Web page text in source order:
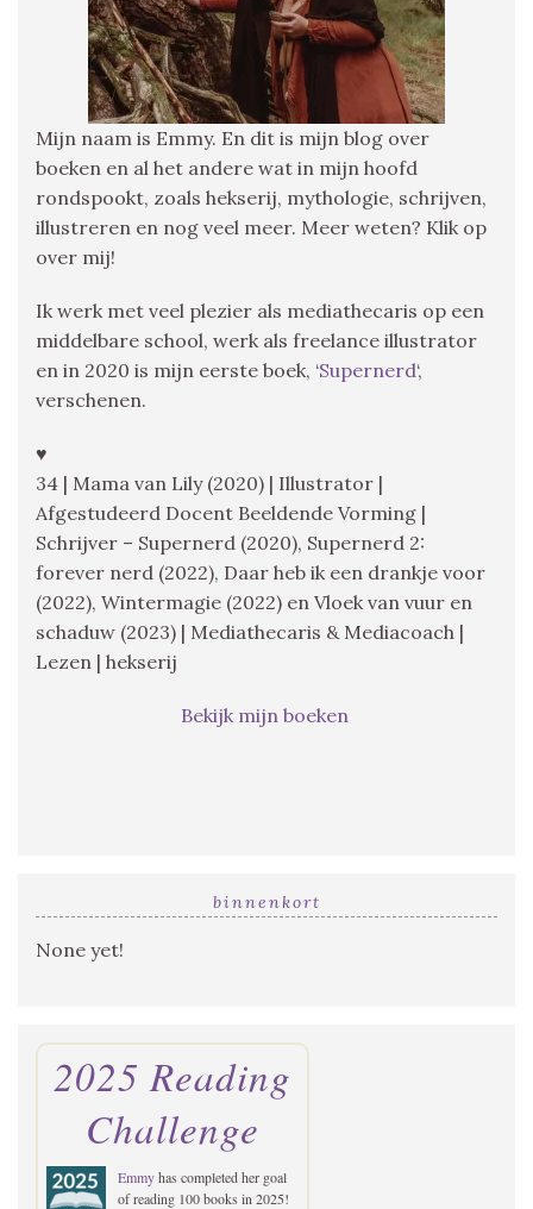
Mijn naam is Emmy. En dit is mijn blog over
boeken en al het andere wat in mijn hoofd
rondspookt, zoals hekserij, mythologie, schrijven,
illustreren en nog veel meer. Meer weten? Klik op
over mij!
Ik werk met veel plezier als mediathecaris op een
middelbare school, werk als freelance illustrator
en in 2020 is mijn eerste boek, ‘Supernerd‘,
verschenen.
♥
34 | Mama van Lily (2020) | Illustrator |
Afgestudeerd Docent Beeldende Vorming |
Schrijver – Supernerd (2020), Supernerd 2:
forever nerd (2022), Daar heb ik een drankje voor
(2022), Wintermagie (2022) en Vloek van vuur en
schaduw (2023) | Mediathecaris & Mediacoach |
Lezen | hekserij
Bekijk mijn boeken
binnenkort
None yet!
2025 Reading
Challenge
Emmyhas completed her goal
of reading 100 books in 2025!